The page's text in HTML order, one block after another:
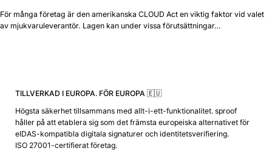
För många företag är den amerikanska CLOUD Act en viktig faktor vid valet
av mjukvaruleverantör. Lagen kan under vissa förutsättningar…
TILLVERKAD I EUROPA. FÖR EUROPA 🇪🇺
Högsta säkerhet tillsammans med allt-i-ett-funktionalitet. sproof
håller på att etablera sig som det främsta europeiska alternativet för
eIDAS-kompatibla digitala signaturer och identitetsverifiering.
ISO 27001-certifierat företag.